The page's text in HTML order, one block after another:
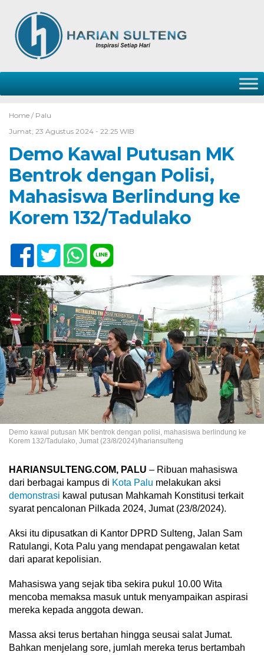
Home / Palu
Jumat, 23 Agustus 2024 - 22:25 WIB
Demo Kawal Putusan MK
Bentrok dengan Polisi,
Mahasiswa Berlindung ke
Korem 132/Tadulako
Demo kawal putusan MK bentrok dengan polisi, mahasiswa berlindung ke
Korem 132/Tadulako, Jumat (23/8/2024)/hariansulteng
HARIANSULTENG.COM, PALU – Ribuan mahasiswa
dari berbagai kampus di Kota Palu melakukan aksi
demonstrasi kawal putusan Mahkamah Konstitusi terkait
syarat pencalonan Pilkada 2024, Jumat (23/8/2024).
Aksi itu dipusatkan di Kantor DPRD Sulteng, Jalan Sam
Ratulangi, Kota Palu yang mendapat pengawalan ketat
dari aparat kepolisian.
Mahasiswa yang sejak tiba sekira pukul 10.00 Wita
mencoba memaksa masuk untuk menyampaikan aspirasi
mereka kepada anggota dewan.
Massa aksi terus bertahan hingga seusai salat Jumat.
Bahkan menjelang sore, jumlah mereka terus bertambah